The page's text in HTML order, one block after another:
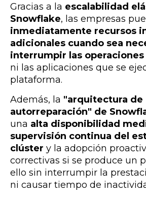
Gracias a la escalabilidad
Snowflake, las empresas
inmediatamente recursos
adicionales cuando sea
interrumpir las
ni las aplicaciones que se
plataforma.
Además, la "arquitectura de
autorreparación" de
una alta disponibilidad
supervisión continua del
clúster y la adopción
correctivas si se produce un
ello sin interrumpir la
ni causar tiempo de